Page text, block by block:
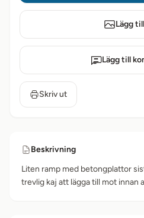
Lägg
Lägg till
Skriv ut
Beskrivning
Liten ramp med betongplattor
trevlig kaj att lägga till mot innan